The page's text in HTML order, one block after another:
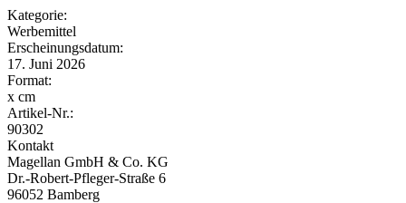
Kategorie:
Werbemittel
Erscheinungsdatum:
17. Juni 2026
Format:
x cm
Artikel-Nr.:
90302
Kontakt
Magellan GmbH & Co. KG
Dr.-Robert-Pfleger-Straße 6
96052 Bamberg